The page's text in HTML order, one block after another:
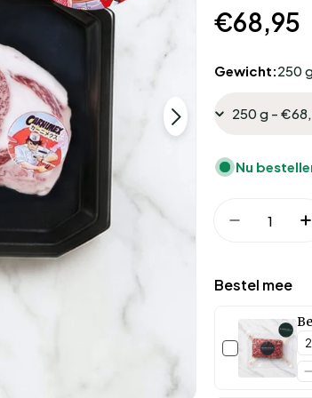
Open media 1 in
Normale
€68,95
Gewicht:250
Nu
Bestel mee